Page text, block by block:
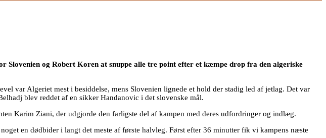
Slovenien og Robert Koren at snuppe alle tre point efter et kæmpe drop fra den algeriske
var Algeriet mest i besiddelse, mens Slovenien lignede et hold der stadig led af jetlag. Det var
blev reddet af en sikker Handanovic i det slovenske mål.
Karim Ziani, der udgjorde den farligste del af kampen med deres udfordringer og indlæg.
en dødbider i langt det meste af første halvleg. Først efter 36 minutter fik vi kampens næste